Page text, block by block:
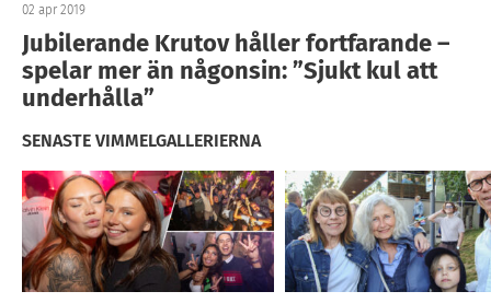
02 apr 2019
Jubilerande Krutov håller fortfarande –
spelar mer än någonsin: ”Sjukt kul att
underhålla”
SENASTE VIMMELGALLERIERNA